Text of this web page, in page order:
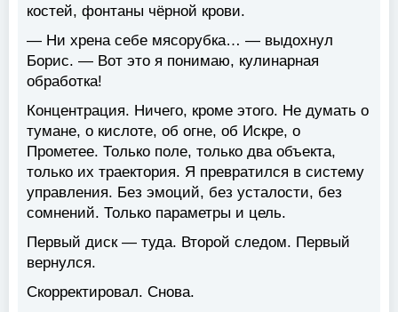
костей, фонтаны чёрной крови.
— Ни хрена себе мясорубка… — выдохнул
Борис. — Вот это я понимаю, кулинарная
обработка!
Концентрация. Ничего, кроме этого. Не думать о
тумане, о кислоте, об огне, об Искре, о
Прометее. Только поле, только два объекта,
только их траектория. Я превратился в систему
управления. Без эмоций, без усталости, без
сомнений. Только параметры и цель.
Первый диск — туда. Второй следом. Первый
вернулся.
Скорректировал. Снова.